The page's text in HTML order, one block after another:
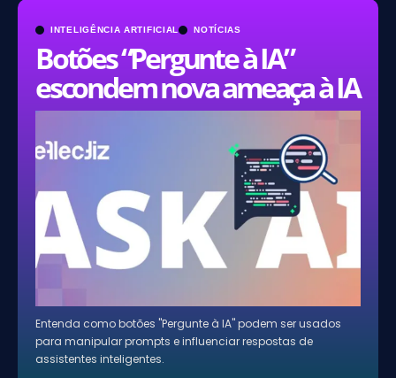
INTELIGÊNCIA ARTIFICIAL NOTÍCIAS
Botões “Pergunte à IA”
escondem nova ameaça à IA
Entenda como botões "Pergunte à IA" podem ser usados
para manipular prompts e influenciar respostas de
assistentes inteligentes.